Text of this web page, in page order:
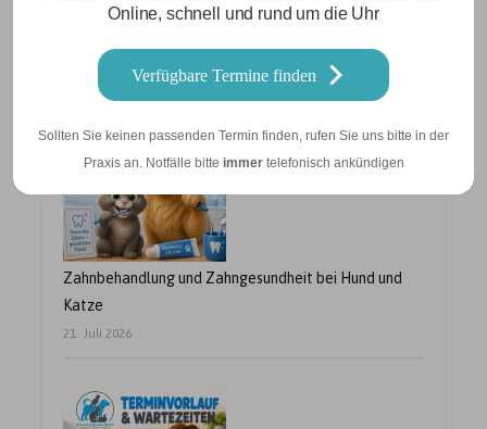
Online, schnell und rund um die Uhr
Verfügbare Termine finden
Sollten Sie keinen passenden Termin finden, rufen Sie uns bitte in der
Praxis an. Notfälle bitte immertelefonisch ankündigen
Betriebsurlaub vom 10.08. – 21.08.2026
24. Juli 2026
Zahnbehandlung und Zahngesundheit bei Hund und
Katze
21. Juli 2026